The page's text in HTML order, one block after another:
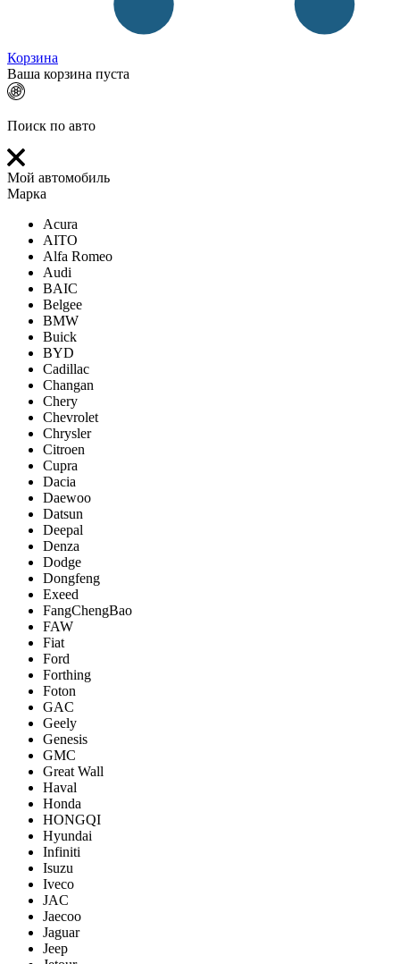
Корзина
Ваша корзина пуста
Поиск по авто
Мой автомобиль
Марка
Acura
AITO
Alfa Romeo
Audi
BAIC
Belgee
BMW
Buick
BYD
Cadillac
Changan
Chery
Chevrolet
Chrysler
Citroen
Cupra
Dacia
Daewoo
Datsun
Deepal
Denza
Dodge
Dongfeng
Exeed
FangChengBao
FAW
Fiat
Ford
Forthing
Foton
GAC
Geely
Genesis
GMC
Great Wall
Haval
Honda
HONGQI
Hyundai
Infiniti
Isuzu
Iveco
JAC
Jaecoo
Jaguar
Jeep